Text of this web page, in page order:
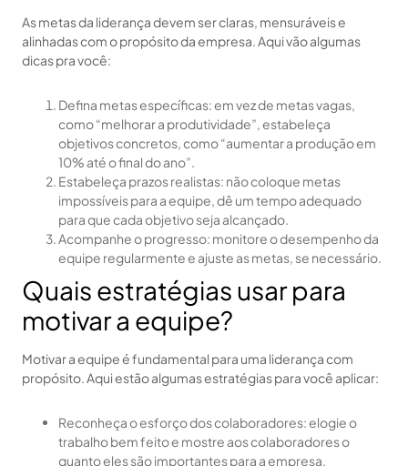
As metas da liderança devem ser claras, mensuráveis e
alinhadas com o propósito da empresa. Aqui vão algumas
dicas pra você:
Defina metas específicas: em vez de metas vagas,
como “melhorar a produtividade”, estabeleça
objetivos concretos, como “aumentar a produção em
10% até o final do ano”.
Estabeleça prazos realistas: não coloque metas
impossíveis para a equipe, dê um tempo adequado
para que cada objetivo seja alcançado.
Acompanhe o progresso: monitore o desempenho da
equipe regularmente e ajuste as metas, se necessário.
Quais estratégias usar para
motivar a equipe?
Motivar a equipe é fundamental para uma liderança com
propósito. Aqui estão algumas estratégias para você aplicar:
Reconheça o esforço dos colaboradores: elogie o
trabalho bem feito e mostre aos colaboradores o
quanto eles são importantes para a empresa.